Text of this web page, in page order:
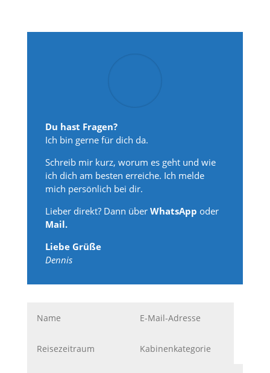
Du hast Fragen?
Ich bin gerne für dich da.
Schreib mir kurz, worum es geht und wie
ich dich am besten erreiche. Ich melde
mich persönlich bei dir.
Lieber direkt? Dann überWhatsApp oder
Mail.
Liebe Grüße
Dennis